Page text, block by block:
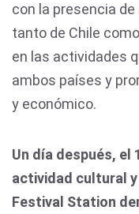
con la presencia
tanto de Chile
en las actividades
ambos países y
y económico.
Un día después, el
actividad cultural
Festival Station